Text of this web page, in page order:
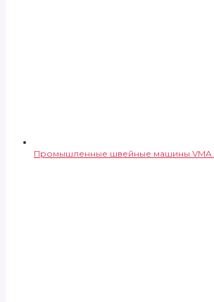
Промышленные швейные машины VMA